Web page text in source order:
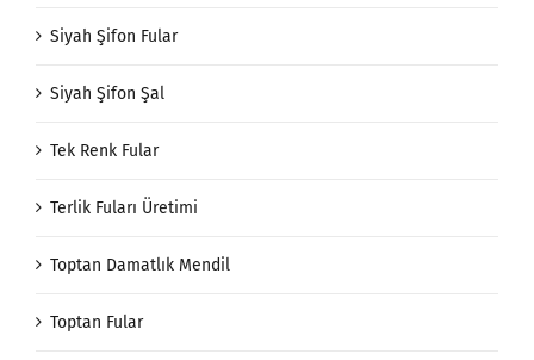
Siyah Şifon Fular
Siyah Şifon Şal
Tek Renk Fular
Terlik Fuları Üretimi
Toptan Damatlık Mendil
Toptan Fular